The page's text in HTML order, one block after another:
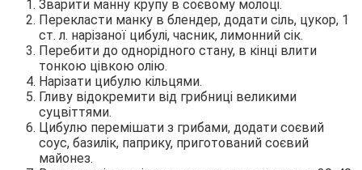
Зварити манну крупу в соєвому молоці.
Перекласти манку в блендер, додати сіль, цукор, 1
ст. л. нарізаної цибулі, часник, лимонний сік.
Перебити до однорідного стану, в кінці влити
тонкою цівкою олію.
Нарізати цибулю кільцями.
Гливу відокремити від грибниці великими
суцвіттями.
Цибулю перемішати з грибами, додати соєвий
соус, базилік, паприку, приготований соєвий
майонез.